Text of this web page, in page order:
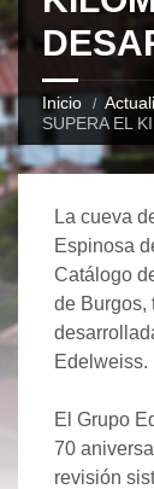
Inicio
SUPERA EL
La cueva
Espinosa
Catálogo
de Burgos,
Edelweiss.
El Grupo
70
revisión